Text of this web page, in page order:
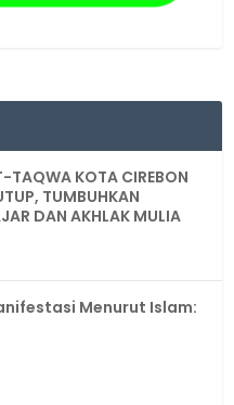
TAQWA KOTA CIREBON
TUMBUHKAN
DAN AKHLAK MULIA
Menurut Islam: